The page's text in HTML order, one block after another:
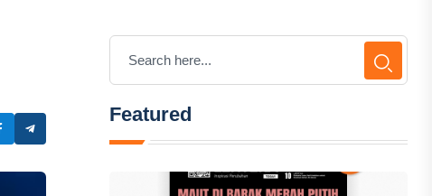
Featured